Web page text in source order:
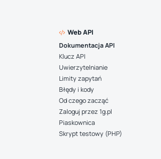
Web API
Dokumentacja API
Klucz API
Uwierzytelnianie
Limity zapytań
Błędy i kody
Od czego zacząć
Zaloguj przez 1g.pl
Piaskownica
Skrypt testowy (PHP)